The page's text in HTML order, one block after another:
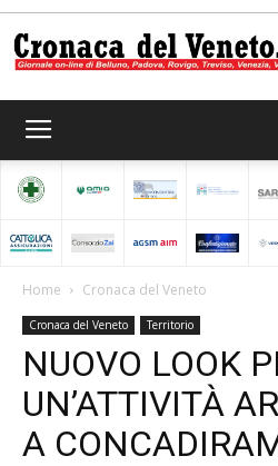
del
Home Cronaca del Veneto
Cronaca del Veneto Territorio
NUOVO LOOK
UN’ATTIVITÀ
A